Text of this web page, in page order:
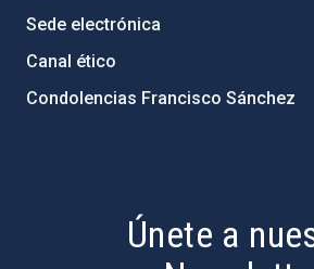
Sede electrónica
Canal ético
Condolencias Francisco Sánchez
Únete a